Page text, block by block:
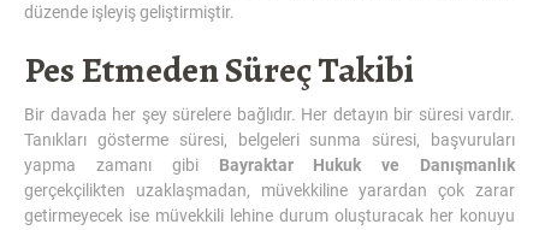
düzende işleyiş geliştirmiştir.
Pes Etmeden Süreç Takibi
Bir davada her şey sürelere bağlıdır. Her detayın bir süresi vardır.
Tanıkları gösterme süresi, belgeleri sunma süresi, başvuruları
yapma zamanı gibi Bayraktar Hukuk ve Danışmanlık
gerçekçilikten uzaklaşmadan, müvekkiline yarardan çok zarar
getirmeyecek ise müvekkili lehine durum oluşturacak her konuyu